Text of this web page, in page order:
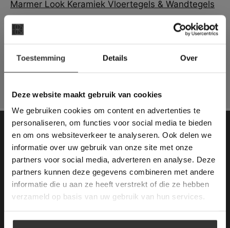
Toestemming Details Over
Deze website maakt gebruik van cookies
We gebruiken cookies om content en advertenties te
personaliseren, om functies voor social media te bieden
en om ons websiteverkeer te analyseren. Ook delen we
informatie over uw gebruik van onze site met onze
partners voor social media, adverteren en analyse. Deze
partners kunnen deze gegevens combineren met andere
informatie die u aan ze heeft verstrekt of die ze hebben
verzameld op basis van uw gebruik van hun services.
Marmer Look Keramiek Vloertegels & Wandtegels
Klassiek:
Italiaans Marmer Vloertegels
Spaans Marmer Vloertegels
Portugese Marmer Vloertegels
Contactgegevens
Van den Heuvel & Van Duuren
Magazijn / Showroom:
Terheijdenseweg 469
4825 BK Breda
Deze website maakt
gebruik van cookies.
This Cookie Banner was deleted and is no
longer working. Please contact the website
administrator.
Deze website gebruikt cookies om de
gebruikerservaring te verbeteren. Door
gebruik te maken van onze website geeft u
toestemming voor alle cookies in
overeenstemming met ons cookiebeleid.Lees
verder
ALLES ACCEPTEREN
ALLES AFWIJZEN